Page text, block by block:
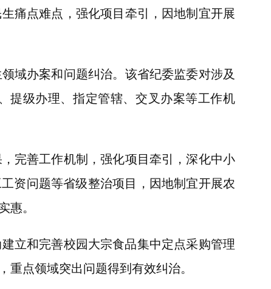
痛点难点，强化项目牵引，因地制宜开展
办案和问题纠治。该省纪委监委对涉及
提级办理、指定管辖、交叉办案等工作机
完善工作机制，强化项目牵引，深化中小
资问题等省级整治项目，因地制宜开展农
惠。
立和完善校园大宗食品集中定点采购管理
点领域突出问题得到有效纠治。